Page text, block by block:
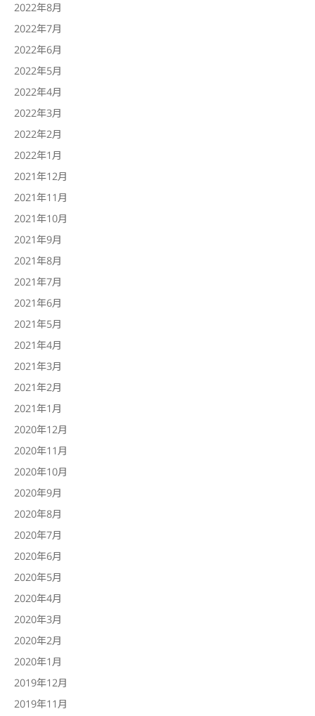
2022年8月
2022年7月
2022年6月
2022年5月
2022年4月
2022年3月
2022年2月
2022年1月
2021年12月
2021年11月
2021年10月
2021年9月
2021年8月
2021年7月
2021年6月
2021年5月
2021年4月
2021年3月
2021年2月
2021年1月
2020年12月
2020年11月
2020年10月
2020年9月
2020年8月
2020年7月
2020年6月
2020年5月
2020年4月
2020年3月
2020年2月
2020年1月
2019年12月
2019年11月